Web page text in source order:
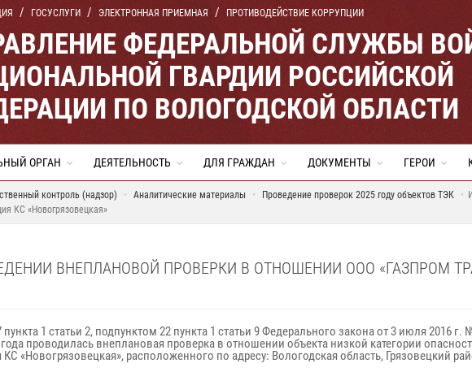
ГОСУСЛУГИ ЭЛЕКТРОННАЯ ПРИЕМНАЯ ПРОТИВОДЕЙСТВИЕ КОРРУПЦИИ
ФЕДЕРАЛЬНОЙ СЛУЖБЫ
ГВАРДИИ РОССИЙСКОЙ
ПО ВОЛОГОДСКОЙ ОБЛАСТИ
ОРГАН ДЕЯТЕЛЬНОСТЬ ДЛЯ ГРАЖДАН ДОКУМЕНТЫ ГЕРОИ
контроль (надзор) Аналитические материалы Проведение проверок 2025 году объектов ТЭК
КС «Новогрязовецкая»
ВНЕПЛАНОВОЙ ПРОВЕРКИ В ОТНОШЕНИИ ООО «ГАЗПРОМ
1 статьи 2, подпунктом 22 пункта 1 статьи 9 Федерального закона от 3 июля
проводилась внеплановая проверка в отношении объекта низкой категории
КС «Новогрязовецкая», расположенного по адресу: Вологодская область, Грязовецкий